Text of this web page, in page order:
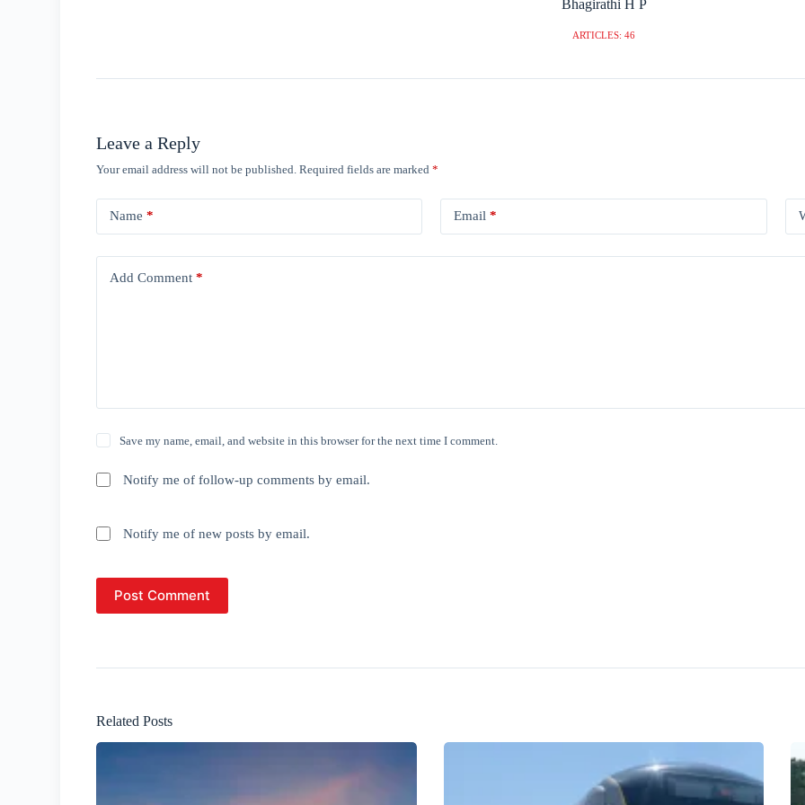
Bhagirathi H P
ARTICLES: 46
Leave a Reply
Your email address will not be published. Required fields are marked*
Name * Email *
Add Comment *
Save my name, email, and website in this browser for the next time I comment.
Notify me of follow-up comments by email.
Notify me of new posts by email.
Post Comment
Related Posts